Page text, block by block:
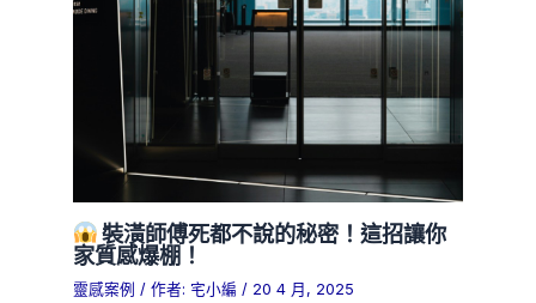
裝潢師傅死都不說的秘密！這招讓你
家質感爆棚！
靈感案例 / 作者: 宅小編 / 20 4 月, 2025